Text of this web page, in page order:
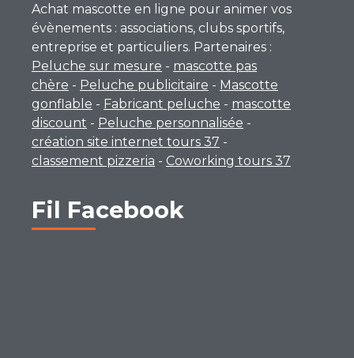
Achat mascotte en ligne pour animer vos
évènements : associations, clubs sportifs,
entreprise et particuliers. Partenaires :
Peluche sur mesure - mascotte pas
chère - Peluche publicitaire - Mascotte
gonflable - Fabricant peluche - mascotte
discount - Peluche personnalisée -
création site internet tours 37 -
classement pizzeria - Coworking tours 37
Fil Facebook